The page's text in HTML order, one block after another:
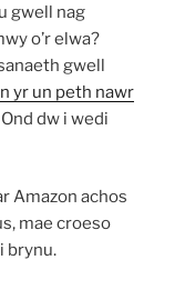
gwell nag
o’r elwa?
gwell
yr un peth nawr
dw i wedi
Amazon achos
mae croeso
brynu.